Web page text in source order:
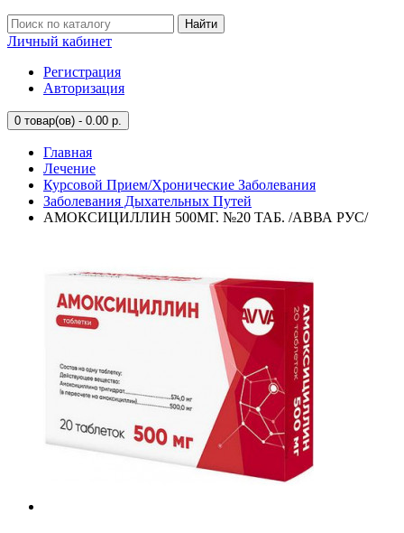
Найти
Личный кабинет
Регистрация
Авторизация
0 товар(ов) - 0.00 р.
Главная
Лечение
Курсовой Прием/Хронические Заболевания
Заболевания Дыхательных Путей
АМОКСИЦИЛЛИН 500МГ. №20 ТАБ. /АВВА РУС/